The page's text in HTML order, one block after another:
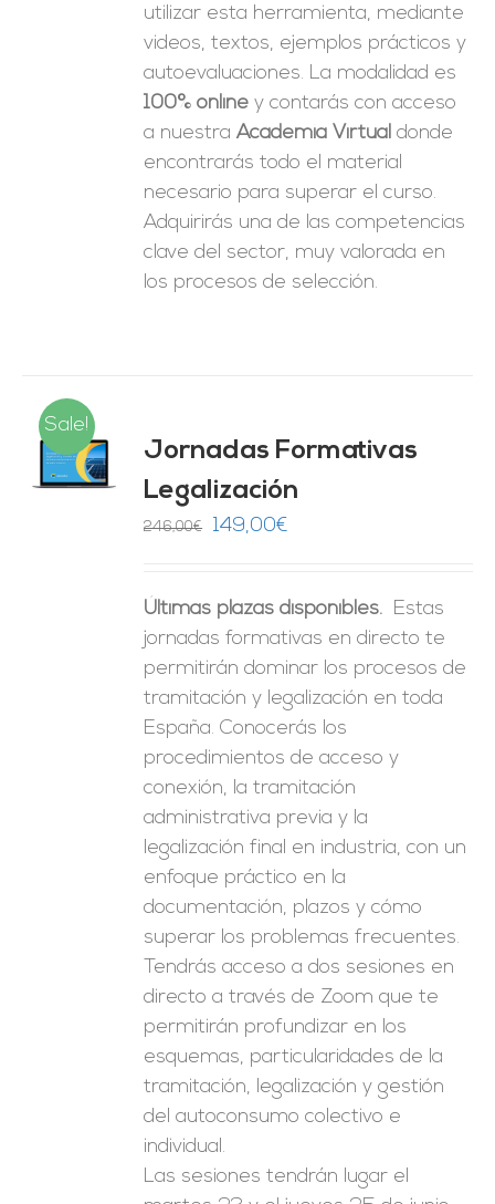
utilizar esta herramienta, mediante
videos, textos, ejemplos prácticos y
autoevaluaciones. La modalidad es
100% online y contarás con acceso
a nuestraAcademia Virtual donde
encontrarás todo el material
necesario para superar el curso.
Adquirirás una de las competencias
clave del sector, muy valorada en
los procesos de selección.
Sale!
Jornadas Formativas
Legalización
246,00€
El
era:
246,00€.
149,00€
es:
149,00€.
Últimas plazas disponibles. Estas
jornadas formativas en directo te
permitirán dominar los procesos de
tramitación y legalización en toda
España. Conocerás los
procedimientos de acceso y
conexión, la tramitación
administrativa previa y la
legalización final en industria, con un
enfoque práctico en la
documentación, plazos y cómo
superar los problemas frecuentes.
Tendrás acceso a dos sesiones en
directo a través de Zoom que te
permitirán profundizar en los
esquemas, particularidades de la
tramitación, legalización y gestión
del autoconsumo colectivo e
individual.
Las sesiones tendrán lugar el